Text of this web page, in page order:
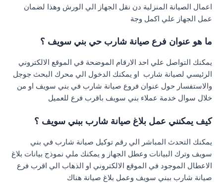
اعمال الصيانة المنزلية دن نقل الجهاز الي الورش وهذا لضمان
عمل الجهاز علي اكمل وجة
ما هو عنوان فرع صيانة شارب حي بني سويف ؟
يمكنك التواصل علي احد الارقام الموضحة في الموقع الالكتروني
الرئيسي لصيانة شارب او يمكنك الدخول الي محرك البحث جوجل
والاستفسار حول عنوان فروع صيانة شارب في بني سويف او من
خلال سوال خدمة عملاء بني سويف باقرب فرع للعميل
كيف يمكنني عمل بلاغ صيانة شارب ببني سويف ؟
يمكنك التحدث المباشر الي رقم توكيل صيانة شارب في بني
سويف وترك البيانات وعطل الجهاز و يمكنك ملي نموذج بيانات بلاغ
الاعطال الموجود في الموقع الالكتروني او الذهاب الي اقرب فرع
صيانة شارب ببني سويف وعمل بلاغ صيانة هناك